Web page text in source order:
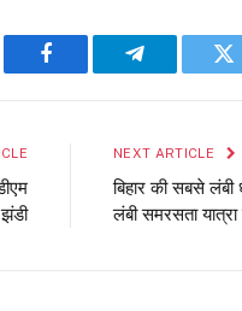
Facebook Telegram
NEXT ARTICLE
बिहार की सबसे लंबी
लंबी समरसता यात्रा